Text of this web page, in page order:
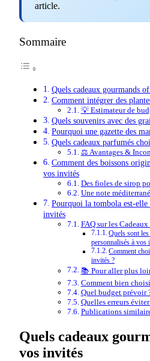
article.
Sommaire
Quels cadeaux gourmands
Comment intégrer des
💡 Estimateur de
Quels souvenirs avec des
Pourquoi une gazette des
Quels cadeaux parfumés
⚖️ Avantages &
Comment des boissons
vos invités
Des fioles de sirop
Une note
Pourquoi la tombola est-
invités
FAQ sur les
Quels sont
personnalisés à vos
Comment
invités ?
📚 Pour aller plus
Comment bien
Quel budget prévoir
Quelles erreurs
Publications
Quels cadeaux
vos invités